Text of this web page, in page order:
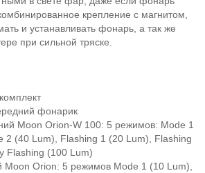
крепление с магнитом,
и устанавливать фонарь, а так же
при сильной тряске.
фонарик
Moon Orion-W 100: 5 режимов: Mode 1
2 (40 Lum), Flashing 1 (20 Lum), Flashing
Flashing (100 Lum)
Moon Orion: 5 режимов Mode 1 (10 Lum),